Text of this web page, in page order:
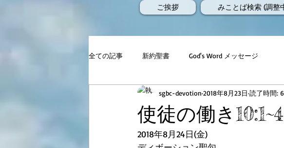
ご挨拶 みことば検索 (調整
全ての記事 新約聖書 God's Word メッセージ
使徒の働き10:1~4
sgbc-devotion 2018年8月23日 読了時間:
2018年8月24日(金)